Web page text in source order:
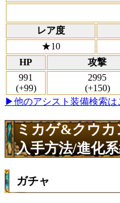
レア度
★10
HP
攻撃
991
(+99)
2995
(+150)
▶他のアシスト装備検索は
ミカゲ&クウ
入手方法/進化
ガチャ